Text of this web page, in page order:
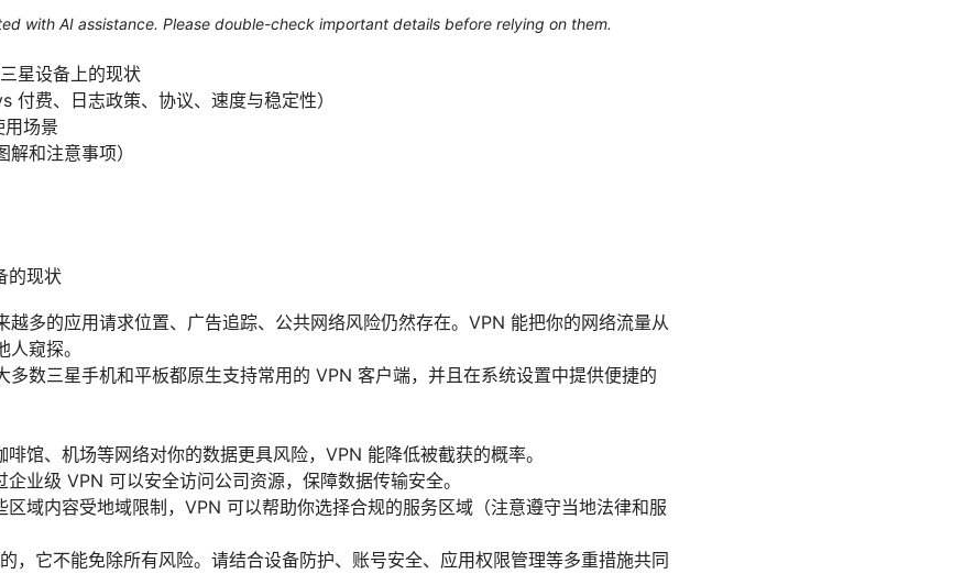
with AI assistance. Please double-check important details before relying on them.
星设备上的现状
付费、日志政策、协议、速度与稳定性）
场景
和注意事项）
的现状
越多的应用请求位置、广告追踪、公共网络风险仍然存在。VPN 能把你的网络流量从
窥探。
多数三星手机和平板都原生支持常用的 VPN 客户端，并且在系统设置中提供便捷的
啡馆、机场等网络对你的数据更具风险，VPN 能降低被截获的概率。
业级 VPN 可以安全访问公司资源，保障数据传输安全。
区域内容受地域限制，VPN 可以帮助你选择合规的服务区域（注意遵守当地法律和服
，它不能免除所有风险。请结合设备防护、账号安全、应用权限管理等多重措施共同